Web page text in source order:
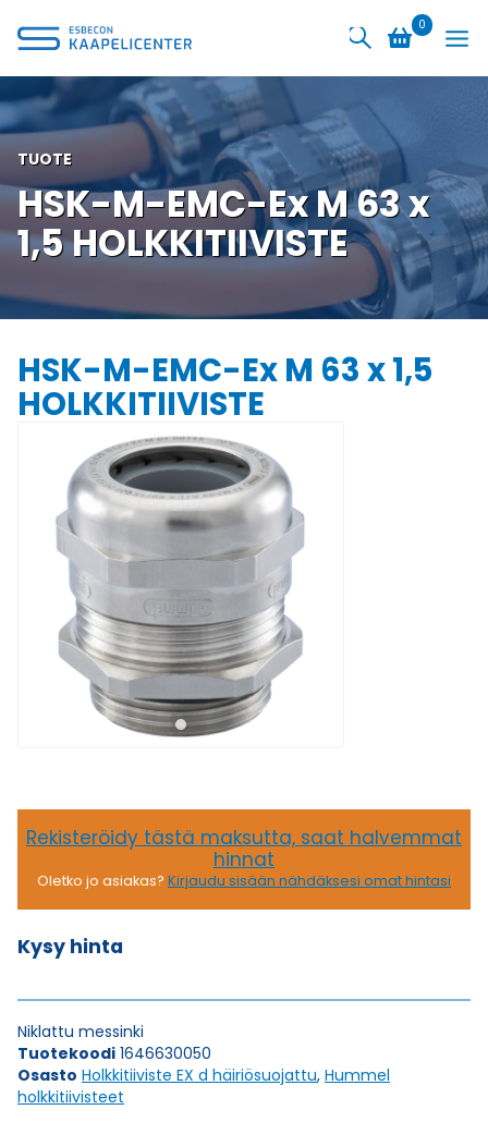
sisältöön
0
TUOTE
HSK-M-EMC-Ex M 63 x
1,5 HOLKKITIIVISTE
HSK-M-EMC-Ex M 63 x 1,5
HOLKKITIIVISTE
Rekisteröidy tästä maksutta, saat halvemmat
hinnat
Oletko jo asiakas? Kirjaudu sisään nähdäksesi omat hintasi
Kysy hinta
Niklattu messinki
Tuotekoodi 1646630050
Osasto Holkkitiiviste EX d häiriösuojattu, Hummel
holkkitiivisteet